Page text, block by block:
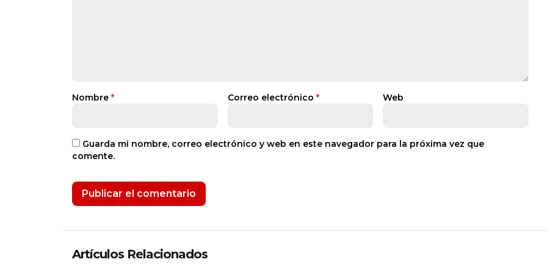
Nombre * Correo electrónico * Web
Guarda mi nombre, correo electrónico y web en este navegador para la próxima vez que
comente.
Artículos Relacionados